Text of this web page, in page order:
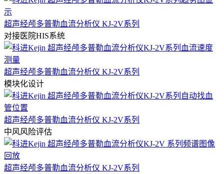
超声经颅多普勒血流分析仪 KJ-2V系列
对接医院HIS系统
超声经颅多普勒血流分析仪 KJ-2V系列
模块化设计
超声经颅多普勒血流分析仪 KJ-2V系列
中风风险评估
超声经颅多普勒血流分析仪 KJ-2V系列